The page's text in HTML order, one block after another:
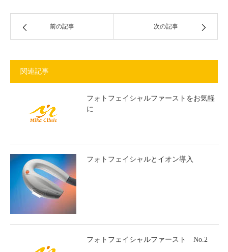
前の記事 次の記事
関連記事
フォトフェイシャルファーストをお気軽
に
フォトフェイシャルとイオン導入
フォトフェイシャルファースト No.2